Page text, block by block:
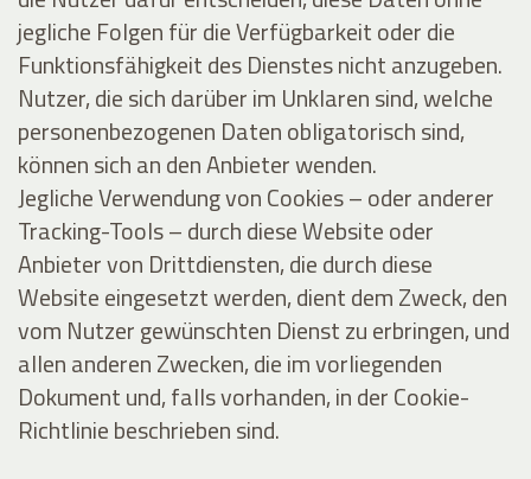
jegliche Folgen für die Verfügbarkeit oder die
Funktionsfähigkeit des Dienstes nicht anzugeben.
Nutzer, die sich darüber im Unklaren sind, welche
personenbezogenen Daten obligatorisch sind,
können sich an den Anbieter wenden.
Jegliche Verwendung von Cookies – oder anderer
Tracking-Tools – durch diese Website oder
Anbieter von Drittdiensten, die durch diese
Website eingesetzt werden, dient dem Zweck, den
vom Nutzer gewünschten Dienst zu erbringen, und
allen anderen Zwecken, die im vorliegenden
Dokument und, falls vorhanden, in der Cookie-
Richtlinie beschrieben sind.